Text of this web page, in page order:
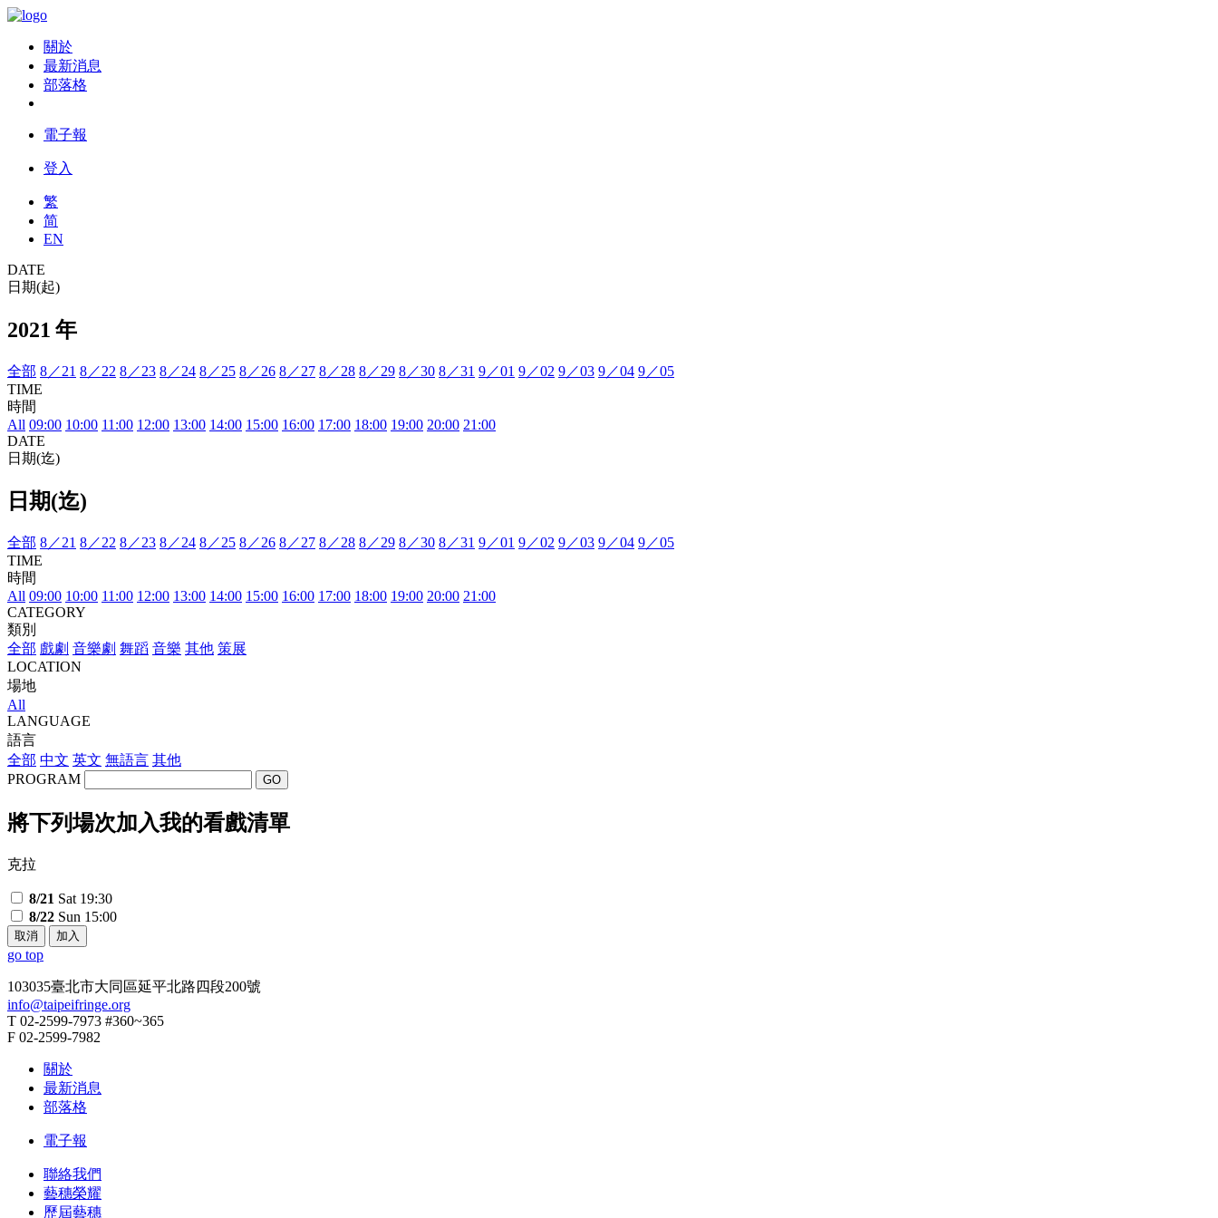
關於
最新消息
部落格
電子報
登入
繁
简
EN
DATE
日期(起)
2021 年
全部 8／21 8／22 8／23 8／24 8／25 8／26 8／27 8／28 8／29 8／30 8／31 9／01 9／02 9／03 9／04 9／05
TIME
時間
All 09:00 10:00 11:00 12:00 13:00 14:00 15:00 16:00 17:00 18:00 19:00 20:00 21:00
DATE
日期(迄)
日期(迄)
全部 8／21 8／22 8／23 8／24 8／25 8／26 8／27 8／28 8／29 8／30 8／31 9／01 9／02 9／03 9／04 9／05
TIME
時間
All 09:00 10:00 11:00 12:00 13:00 14:00 15:00 16:00 17:00 18:00 19:00 20:00 21:00
CATEGORY
類別
全部 戲劇 音樂劇 舞蹈 音樂 其他 策展
LOCATION
場地
All
LANGUAGE
語言
全部 中文 英文 無語言 其他
PROGRAM
GO
將下列場次加入我的看戲清單
克拉
8/21 Sat 19:30
8/22 Sun 15:00
取消 加入
go top
103035臺北市大同區延平北路四段200號
info@taipeifringe.org
T 02-2599-7973 #360~365
F 02-2599-7982
關於
最新消息
部落格
電子報
聯絡我們
藝穗榮耀
歷屆藝穗